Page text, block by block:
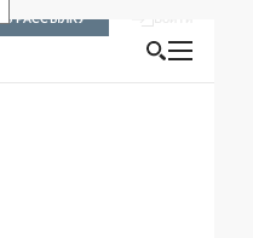
РАССЫЛКУ